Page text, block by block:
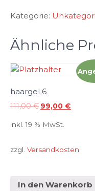
Kategorie:
Ähnliche
haargel 6
111,00€ 99,00 €
inkl. 19 % MwSt.
zzgl. Versandkosten
In den Warenkorb